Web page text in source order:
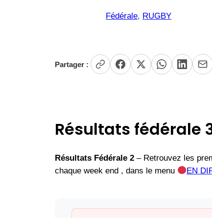
Fédérale, RUGBY
Partager :
Résultats fédérale
Résultats Fédérale 2 – Retrouvez les
chaque week end , dans le menu
EN